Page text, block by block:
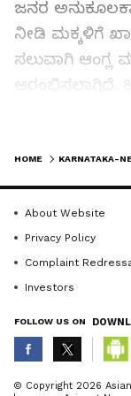
ಜನರ
ನೀಡಿ ಮಕ್ಕಳಿಗೆ
ಸಲುವಾಗಿ
ಆರಂಭಿಸಲಾಗಿದೆ.
ಸದುಪಯೋಗ
ಈ ವೇಳೆ ಶಾಲಾ
ಶಿಕ್ಷಕಿಯರಾದ
ಮಾಲಗತ್ತಿ,
ಗೀತಾ, ಯಶೋದ,
ಕೆ ಕೆ ಪಿ ಸುದ್ದಿ 01:
ABOUT THE
HOME KARNATAKA-
About Website
Privacy Policy
Complaint
Investors
FOLLOW US ON
© Copyright 2026